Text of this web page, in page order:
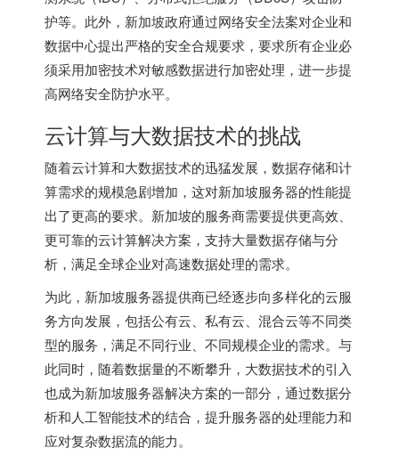
护等。此外，新加坡政府通过网络安全法案对企业和
数据中心提出严格的安全合规要求，要求所有企业必
须采用加密技术对敏感数据进行加密处理，进一步提
高网络安全防护水平。
云计算与大数据技术的挑战
随着云计算和大数据技术的迅猛发展，数据存储和计
算需求的规模急剧增加，这对新加坡服务器的性能提
出了更高的要求。新加坡的服务商需要提供更高效、
更可靠的云计算解决方案，支持大量数据存储与分
析，满足全球企业对高速数据处理的需求。
为此， 新加坡服务器提供商已经逐步向多样化的云服
务方向发展，包括公有云、私有云、混合云等不同类
型的服务，满足不同行业、不同规模企业的需求。与
此同时，随着数据量的不断攀升，大数据技术的引入
也成为新加坡服务器解决方案的一部分，通过数据分
析和人工智能技术的结合，提升服务器的处理能力和
应对复杂数据流的能力。